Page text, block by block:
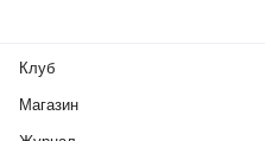
Клуб
Магазин